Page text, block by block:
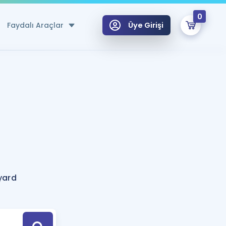
Faydalı Araçlar
Hesaplama Aracı
için Öneriler
Tek Takvimde
Üye Girişi
0
Hoca ile seni sınava hazırlayacak onlarca eğitim seni bekliyor!